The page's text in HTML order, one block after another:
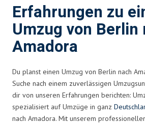
Erfahrungen zu
Umzug von Berlin
Amadora
Du planst einen Umzug von Berlin nach
Suche nach einem zuverlässigen
dir von unseren Erfahrungen berichten:
spezialisiert auf Umzüge in ganz
nach Amadora. Mit unserem